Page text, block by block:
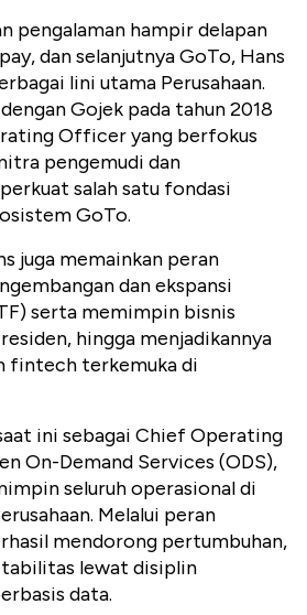
pengalaman hampir delapan
dan selanjutnya GoTo, Hans
lini utama Perusahaan.
Gojek pada tahun 2018
Officer yang berfokus
pengemudi dan
salah satu fondasi
GoTo.
juga memainkan peran
dan ekspansi
serta memimpin bisnis
hingga menjadikannya
fintech terkemuka di
ini sebagai Chief Operating
On-Demand Services (ODS),
seluruh operasional di
Melalui peran
mendorong pertumbuhan,
lewat disiplin
data.